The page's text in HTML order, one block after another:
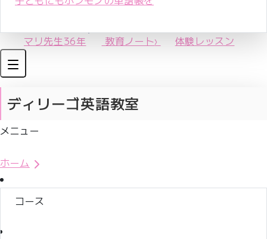
マリ先生36年 教育ノート› 体験レッスン
ディリーゴ英語教室
メニュー
ホーム
コース